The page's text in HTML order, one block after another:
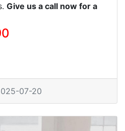
Give us a call now for a
07-20